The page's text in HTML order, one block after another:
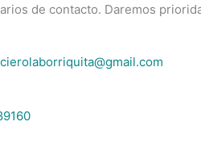
de contacto. Daremos